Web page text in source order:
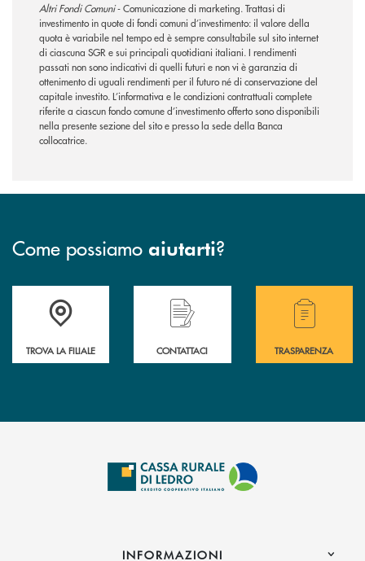
Altri Fondi Comuni- Comunicazione di marketing. Trattasi di
investimento in quote di fondi comuni d’investimento: il valore della
quota è variabile nel tempo ed è sempre consultabile sul sito internet
di ciascuna SGR e sui principali quotidiani italiani. I rendimenti
passati non sono indicativi di quelli futuri e non vi è garanzia di
ottenimento di uguali rendimenti per il futuro né di conservazione del
capitale investito. L’informativa e le condizioni contrattuali complete
riferite a ciascun fondo comune d’investimento offerto sono disponibili
nella presente sezione del sito e presso la sede della Banca
collocatrice.
Come possiamo aiutarti?
Accedi all' elenco completo delle filiali .
TROVA LA FILIALE
Hai bisogno di assistenza immediata?
CONTATTACI
Hai bisogno di
TRASPARENZA
INFORMAZIONI